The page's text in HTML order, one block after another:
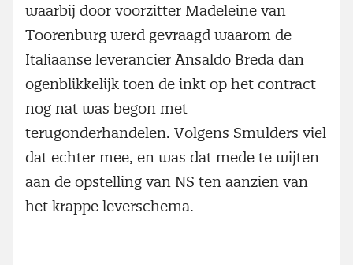
waarbij door voorzitter Madeleine van
Toorenburg werd gevraagd waarom de
Italiaanse leverancier Ansaldo Breda dan
ogenblikkelijk toen de inkt op het contract
nog nat was begon met
terugonderhandelen. Volgens Smulders viel
dat echter mee, en was dat mede te wijten
aan de opstelling van NS ten aanzien van
het krappe leverschema.